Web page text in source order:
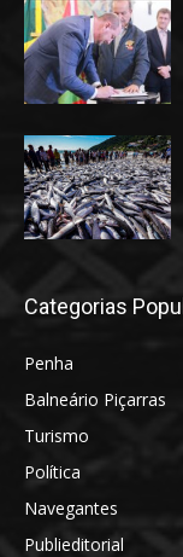
Categorias
Penha
Balneário Piçarras
Turismo
Política
Navegantes
Publieditorial